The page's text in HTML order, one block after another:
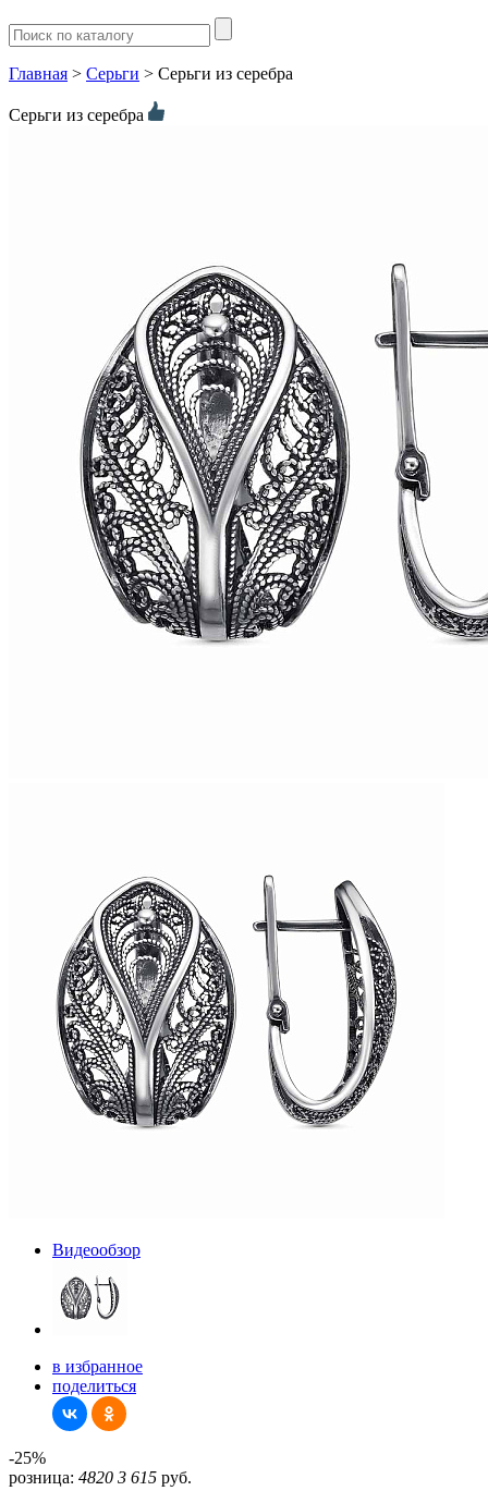
Главная > Серьги > Серьги из серебра
Серьги из серебра
Видеообзор
в избранное
поделиться
-25%
розница: 4820 3 615 руб.